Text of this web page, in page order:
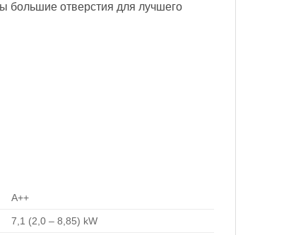
большие отверстия для лучшего
A++
7,1 (2,0 – 8,85) kW